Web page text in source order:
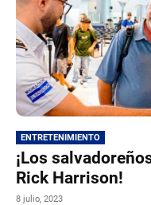
ENTRETENIMIENTO
¡Los
Rick Harrison!
8 julio, 2023